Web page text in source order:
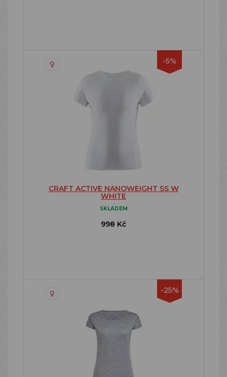
-5%
CRAFT ACTIVE NANOWEIGHT SS W
WHITE
SKLADEM
998 Kč
-25%